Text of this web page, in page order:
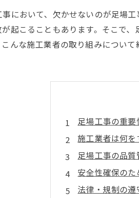
において、欠かせないのが足場
起こることもあります。そこで
んな施工業者の取り組みについて
足場工事の重
施工業者は何
足場工事の品質
安全性確保の
法律・規制の